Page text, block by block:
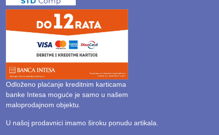
Odloženo plaćanje kreditnim karticama
banke Intesa moguće je samo u našem
maloprodajnom objektu.
U našoj prodavnici imamo široku ponudu artikala.